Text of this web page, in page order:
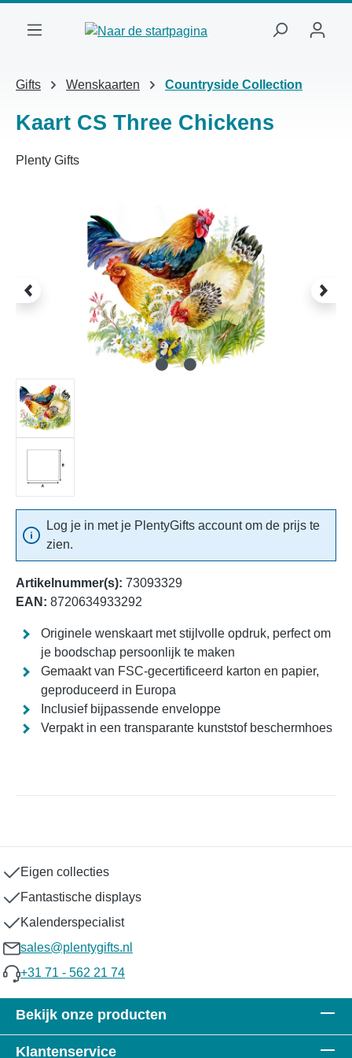
Gifts Wenskaarten Countryside Collection
Kaart CS Three Chickens
Plenty Gifts
Log je in met je PlentyGifts account om de prijs te
zien.
Artikelnummer(s): 73093329
EAN: 8720634933292
Originele wenskaart met stijlvolle opdruk, perfect om
je boodschap persoonlijk te maken
Gemaakt van FSC-gecertificeerd karton en papier,
geproduceerd in Europa
Inclusief bijpassende enveloppe
Verpakt in een transparante kunststof beschermhoes
Eigen collecties
Fantastische displays
Kalenderspecialist
sales@plentygifts.nl
+31 71 - 562 21 74
Bekijk onze producten
Klantenservice